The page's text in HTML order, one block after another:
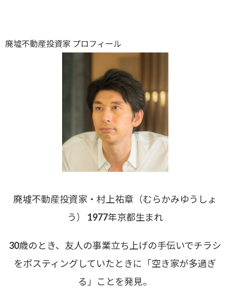
廃墟不動産投資家 プロフィール
廃墟不動産投資家・村上祐章（むらかみゆうしょ
う） 1977年京都生まれ
30歳のとき、友人の事業立ち上げの手伝いでチラシ
をポスティングしていたときに「空き家が多過ぎ
る」ことを発見。